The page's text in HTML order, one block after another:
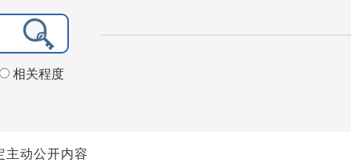
相关程度
主动公开内容